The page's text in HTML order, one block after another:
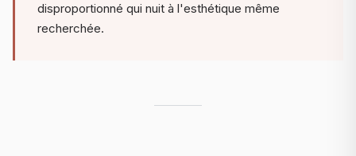
disproportionné qui nuit à l'esthétique même
recherchée.